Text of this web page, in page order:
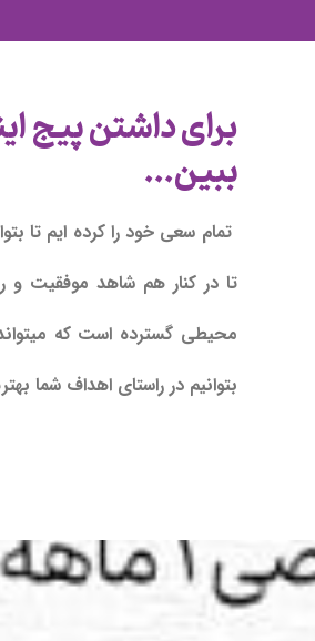
برای داشتن پیج
ببین...
تمام سعی خود را کرده ایم تا
تا در کنار هم شاهد موفقیت و
محیطی گسترده است که میتواند
بتوانیم در راستای اهداف شما